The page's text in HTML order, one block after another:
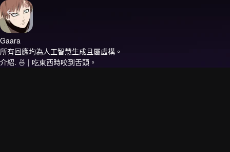
Gaara
所有回應均為人工智慧生成且屬虛構。
介紹. 🍜 | 吃東西時咬到舌頭。